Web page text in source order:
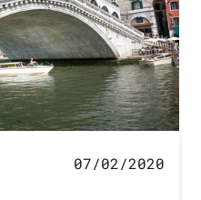
07/02/2020